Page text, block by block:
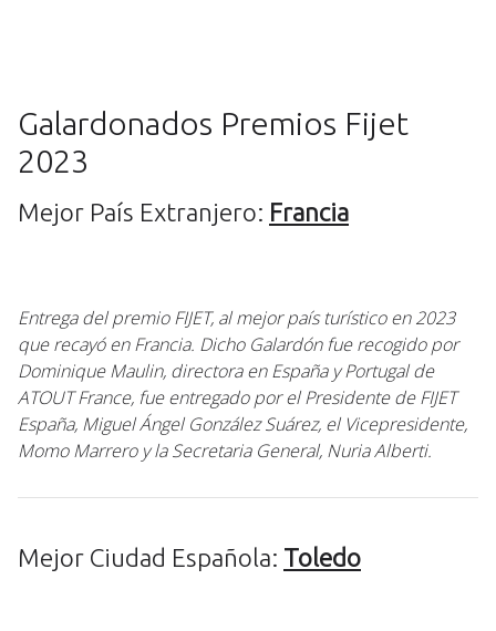
Galardonados Premios Fijet
2023
Mejor País Extranjero: Francia
Entrega del premio FIJET, al mejor país turístico en 2023
que recayó en Francia. Dicho Galardón fue recogido por
Dominique Maulin, directora en España y Portugal de
ATOUT France, fue entregado por el Presidente de FIJET
España, Miguel Ángel González Suárez, el Vicepresidente,
Momo Marrero y la Secretaria General, Nuria Alberti.
Mejor Ciudad Española: Toledo